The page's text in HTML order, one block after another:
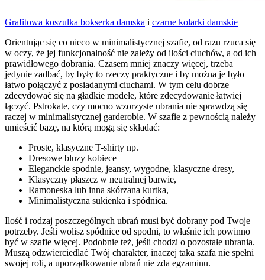
Grafitowa koszulka bokserka damska i czarne kolarki damskie
Orientując się co nieco w minimalistycznej szafie, od razu rzuca się
w oczy, że jej funkcjonalność nie zależy od ilości ciuchów, a od ich
prawidłowego dobrania. Czasem mniej znaczy więcej, trzeba
jedynie zadbać, by były to rzeczy praktyczne i by można je było
łatwo połączyć z posiadanymi ciuchami. W tym celu dobrze
zdecydować się na gładkie modele, które zdecydowanie łatwiej
łączyć. Pstrokate, czy mocno wzorzyste ubrania nie sprawdzą się
raczej w minimalistycznej garderobie. W szafie z pewnością należy
umieścić bazę, na którą mogą się składać:
Proste, klasyczne T-shirty np.
Dresowe bluzy kobiece
Eleganckie spodnie, jeansy, wygodne, klasyczne dresy,
Klasyczny płaszcz w neutralnej barwie,
Ramoneska lub inna skórzana kurtka,
Minimalistyczna sukienka i spódnica.
Ilość i rodzaj poszczególnych ubrań musi być dobrany pod Twoje
potrzeby. Jeśli wolisz spódnice od spodni, to właśnie ich powinno
być w szafie więcej. Podobnie też, jeśli chodzi o pozostałe ubrania.
Muszą odzwierciedlać Twój charakter, inaczej taka szafa nie spełni
swojej roli, a uporządkowanie ubrań nie zda egzaminu.